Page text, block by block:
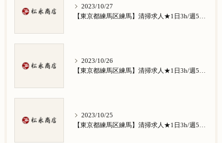
2023/10/27
【東京都練馬区練馬】清掃求人★1日3h/週5日/祝日お休み★谷原在住の方歓迎
2023/10/26
【東京都練馬区練馬】清掃求人★1日3h/週5日/祝日お休み★南田中在住の方歓迎
2023/10/25
【東京都練馬区練馬】清掃求人★1日3h/週5日/祝日お休み★南大泉在住の方歓迎